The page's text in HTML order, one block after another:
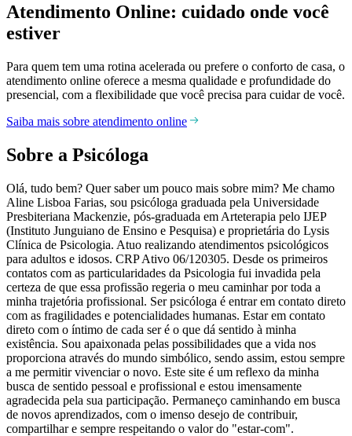
Atendimento Online: cuidado onde você
estiver
Para quem tem uma rotina acelerada ou prefere o conforto de casa, o
atendimento online oferece a mesma qualidade e profundidade do
presencial, com a flexibilidade que você precisa para cuidar de você.
Saiba mais sobre atendimento online
Sobre a Psicóloga
Olá, tudo bem? Quer saber um pouco mais sobre mim? Me chamo
Aline Lisboa Farias, sou psicóloga graduada pela Universidade
Presbiteriana Mackenzie, pós-graduada em Arteterapia pelo IJEP
(Instituto Junguiano de Ensino e Pesquisa) e proprietária do Lysis
Clínica de Psicologia. Atuo realizando atendimentos psicológicos
para adultos e idosos. CRP Ativo 06/120305. Desde os primeiros
contatos com as particularidades da Psicologia fui invadida pela
certeza de que essa profissão regeria o meu caminhar por toda a
minha trajetória profissional. Ser psicóloga é entrar em contato direto
com as fragilidades e potencialidades humanas. Estar em contato
direto com o íntimo de cada ser é o que dá sentido à minha
existência. Sou apaixonada pelas possibilidades que a vida nos
proporciona através do mundo simbólico, sendo assim, estou sempre
a me permitir vivenciar o novo. Este site é um reflexo da minha
busca de sentido pessoal e profissional e estou imensamente
agradecida pela sua participação. Permaneço caminhando em busca
de novos aprendizados, com o imenso desejo de contribuir,
compartilhar e sempre respeitando o valor do "estar-com".